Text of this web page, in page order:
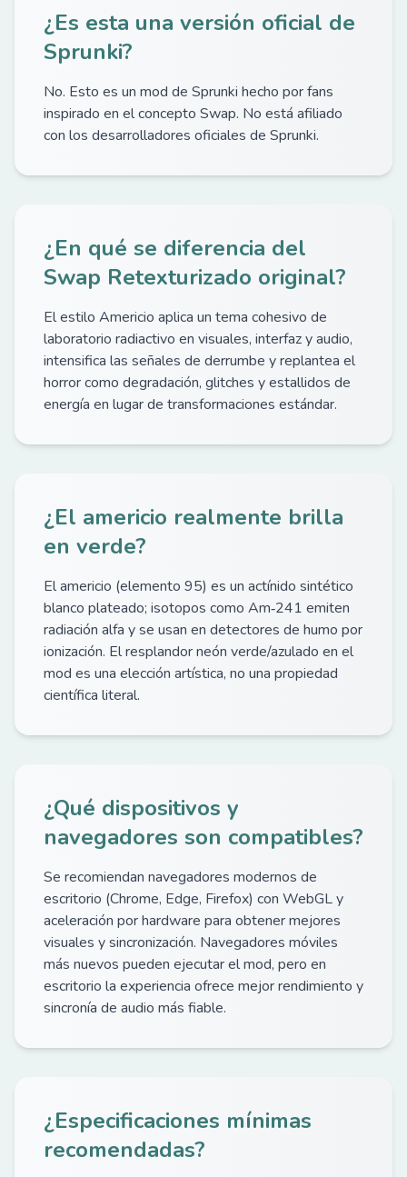
¿Es esta una versión oficial de
Sprunki?
No. Esto es un mod de Sprunki hecho por fans
inspirado en el concepto Swap. No está afiliado
con los desarrolladores oficiales de Sprunki.
¿En qué se diferencia del
Swap Retexturizado original?
El estilo Americio aplica un tema cohesivo de
laboratorio radiactivo en visuales, interfaz y audio,
intensifica las señales de derrumbe y replantea el
horror como degradación, glitches y estallidos de
energía en lugar de transformaciones estándar.
¿El americio realmente brilla
en verde?
El americio (elemento 95) es un actínido sintético
blanco plateado; isotopos como Am‑241 emiten
radiación alfa y se usan en detectores de humo por
ionización. El resplandor neón verde/azulado en el
mod es una elección artística, no una propiedad
científica literal.
¿Qué dispositivos y
navegadores son compatibles?
Se recomiendan navegadores modernos de
escritorio (Chrome, Edge, Firefox) con WebGL y
aceleración por hardware para obtener mejores
visuales y sincronización. Navegadores móviles
más nuevos pueden ejecutar el mod, pero en
escritorio la experiencia ofrece mejor rendimiento y
sincronía de audio más fiable.
¿Especificaciones mínimas
recomendadas?